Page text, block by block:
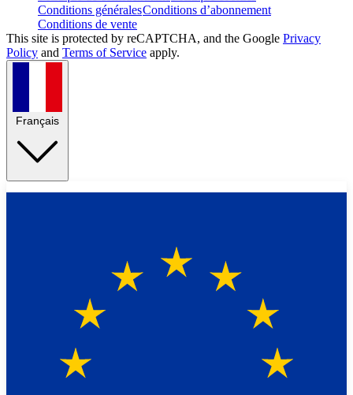
Conditions généralesConditions d’abonnement
Conditions de vente
This site is protected by reCAPTCHA, and the Google Privacy
Policy and Terms of Service apply.
Français